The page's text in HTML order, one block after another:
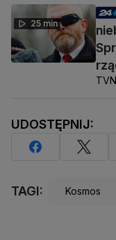
25 min
UDOSTĘPNIJ:
TAGI: Kosmos